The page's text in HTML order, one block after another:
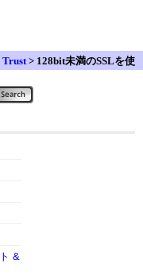
Trust> 128bit未満のSSLを使
&